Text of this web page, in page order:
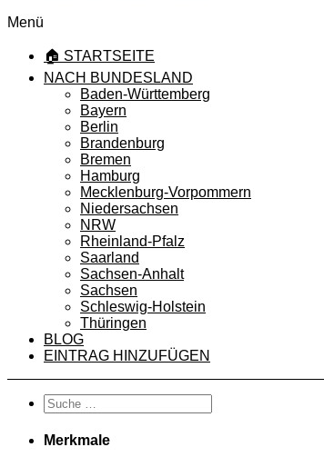
Menü
🏠 STARTSEITE
NACH BUNDESLAND
Baden-Württemberg
Bayern
Berlin
Brandenburg
Bremen
Hamburg
Mecklenburg-Vorpommern
Niedersachsen
NRW
Rheinland-Pfalz
Saarland
Sachsen-Anhalt
Sachsen
Schleswig-Holstein
Thüringen
BLOG
EINTRAG HINZUFÜGEN
Merkmale